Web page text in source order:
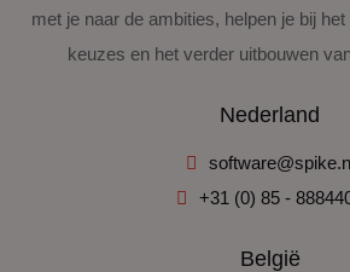
met je naar de ambities, helpen je bij
keuzes en het verder uitbouwen
Nederland
+31 (0) 85 -
België